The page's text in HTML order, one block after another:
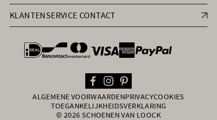
KLANTENSERVICE CONTACT
general.paymentOptions
ALGEMENE VOORWAARDENPRIVACYCOOKIES
TOEGANKELIJKHEIDSVERKLARING
© 2026 SCHOENEN VAN LOOCK